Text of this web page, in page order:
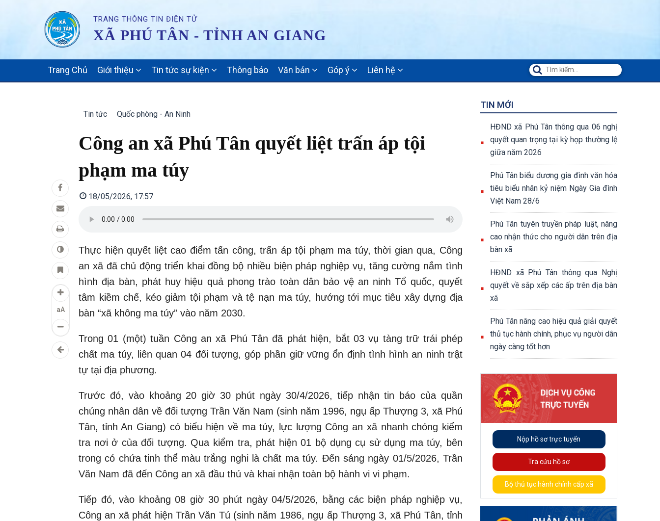
TRANG THÔNG TIN ĐIỆN TỬ
XÃ PHÚ TÂN - TỈNH AN GIANG
NAVIGATION
Trang Chủ Giới thiệu Tin tức sự kiện Thông báo Văn bản Góp ý Liên hệ
aA
Tin tức Quốc phòng - An Ninh
Công an xã Phú Tân quyết liệt trấn áp tội
phạm ma túy
18/05/2026, 17:57
Thực hiện quyết liệt cao điểm tấn công, trấn áp tội phạm ma túy, thời gian qua, Công
an xã đã chủ động triển khai đồng bộ nhiều biện pháp nghiệp vụ, tăng cường nắm tình
hình địa bàn, phát huy hiệu quả phong trào toàn dân bảo vệ an ninh Tổ quốc, quyết
tâm kiềm chế, kéo giảm tội phạm và tệ nạn ma túy, hướng tới mục tiêu xây dựng địa
bàn “xã không ma túy” vào năm 2030.
Trong 01 (một) tuần Công an xã Phú Tân đã phát hiện, bắt 03 vụ tàng trữ trái phép
chất ma túy, liên quan 04 đối tượng, góp phần giữ vững ổn định tình hình an ninh trật
tự tại địa phương.
Trước đó, vào khoảng 20 giờ 30 phút ngày 30/4/2026, tiếp nhận tin báo của quần
chúng nhân dân về đối tượng Trần Văn Nam (sinh năm 1996, ngụ ấp Thượng 3, xã Phú
Tân, tỉnh An Giang) có biểu hiện về ma túy, lực lượng Công an xã nhanh chóng kiểm
tra nơi ở của đối tượng. Qua kiểm tra, phát hiện 01 bộ dụng cụ sử dụng ma túy, bên
trong có chứa tinh thể màu trắng nghi là chất ma túy. Đến sáng ngày 01/5/2026, Trần
Văn Nam đã đến Công an xã đầu thú và khai nhận toàn bộ hành vi vi phạm.
Tiếp đó, vào khoảng 08 giờ 30 phút ngày 04/5/2026, bằng các biện pháp nghiệp vụ,
Công an xã phát hiện Trần Văn Tú (sinh năm 1986, ngụ ấp Thượng 3, xã Phú Tân, tỉnh
TIN MỚI
HĐND xã Phú Tân thông qua 06 nghị
quyết quan trọng tại kỳ họp thường lệ
giữa năm 2026
Phú Tân biểu dương gia đình văn hóa
tiêu biểu nhân kỷ niệm Ngày Gia đình
Việt Nam 28/6
Phú Tân tuyên truyền pháp luật, nâng
cao nhận thức cho người dân trên địa
bàn xã
HĐND xã Phú Tân thông qua Nghị
quyết về sắp xếp các ấp trên địa bàn
xã
Phú Tân nâng cao hiệu quả giải quyết
thủ tục hành chính, phục vụ người dân
ngày càng tốt hơn
Nộp hồ sơ trực tuyến
Tra cứu hồ sơ
Bộ thủ tục hành chính cấp xã